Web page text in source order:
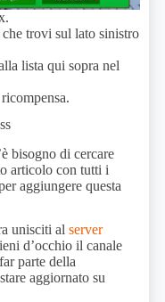
trovi sul lato sinistro
lista qui sopra nel
bisogno di cercare
articolo con tutti i
aggiungere questa
unisciti al server
d’occhio il canale
parte della
aggiornato su